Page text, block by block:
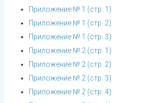
Приложение № 1 (стр. 1)
Приложение № 1 (стр. 2)
Приложение № 1 (стр. 3)
Приложение № 2 (стр. 1)
Приложение № 2 (стр. 2)
Приложение № 2 (стр. 3)
Приложение № 2 (стр. 4)